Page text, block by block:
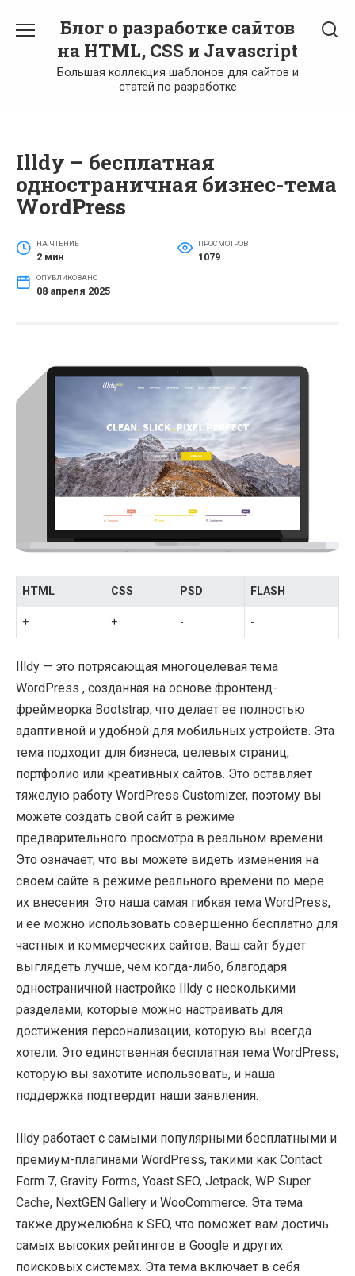
содержанию
Блог о разработке сайтов
на HTML, CSS и Javascript
Большая коллекция шаблонов для сайтов и
статей по разработке
Illdy – бесплатная
одностраничная бизнес-тема
WordPress
НА ЧТЕНИЕ
2 мин
ПРОСМОТРОВ
1079
ОПУБЛИКОВАНО
08 апреля 2025
HTML CSS PSD FLASH
+ + - -
Illdy — это потрясающая многоцелевая тема
WordPress , созданная на основе фронтенд-
фреймворка Bootstrap, что делает ее полностью
адаптивной и удобной для мобильных устройств. Эта
тема подходит для бизнеса, целевых страниц,
портфолио или креативных сайтов. Это оставляет
тяжелую работу WordPress Customizer, поэтому вы
можете создать свой сайт в режиме
предварительного просмотра в реальном времени.
Это означает, что вы можете видеть изменения на
своем сайте в режиме реального времени по мере
их внесения. Это наша самая гибкая тема WordPress,
и ее можно использовать совершенно бесплатно для
частных и коммерческих сайтов. Ваш сайт будет
выглядеть лучше, чем когда-либо, благодаря
одностраничной настройке Illdy с несколькими
разделами, которые можно настраивать для
достижения персонализации, которую вы всегда
хотели. Это единственная бесплатная тема WordPress,
которую вы захотите использовать, и наша
поддержка подтвердит наши заявления.
Illdy работает с самыми популярными бесплатными и
премиум-плагинами WordPress, такими как Contact
Form 7, Gravity Forms, Yoast SEO, Jetpack, WP Super
Cache, NextGEN Gallery и WooCommerce. Эта тема
также дружелюбна к SEO, что поможет вам достичь
самых высоких рейтингов в Google и других
поисковых системах. Эта тема включает в себя